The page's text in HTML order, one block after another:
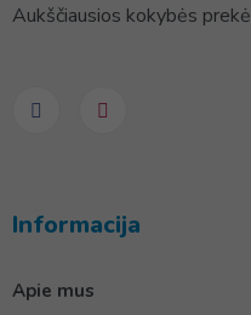
Aukščiausios kokybės
Informacija
Apie mus